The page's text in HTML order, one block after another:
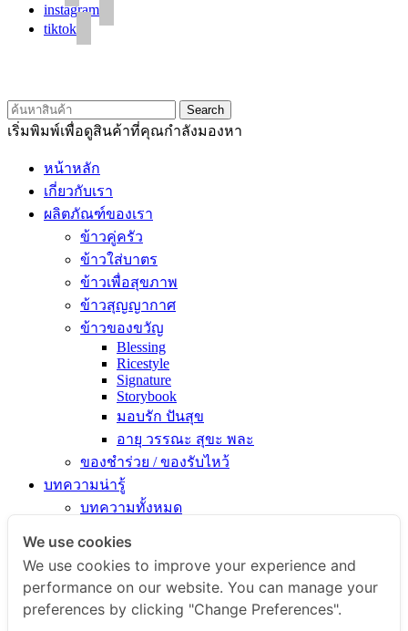
instagram
tiktok
Search
เริ่มพิมพ์เพื่อดูสินค้าที่คุณกำลังมองหา
หน้าหลัก
เกี่ยวกับเรา
ผลิตภัณฑ์ของเรา
ข้าวคู่ครัว
ข้าวใส่บาตร
ข้าวเพื่อสุขภาพ
ข้าวสุญญากาศ
ข้าวของขวัญ
Blessing
Ricestyle
Signature
Storybook
มอบรัก ปันสุข
อายุ วรรณะ สุขะ พละ
ของชำร่วย / ของรับไหว้
บทความน่ารู้
บทความทั้งหมด
ไขข้อสงสัยเรื่องข้าว
คัมภีร์เข้าครัว
สารพัดเมนูอร่อย
สุขภาพดีกับข้าวธรรม
We use cookies
We use cookies to improve your experience and
performance on our website. You can manage your
preferences by clicking "Change Preferences".